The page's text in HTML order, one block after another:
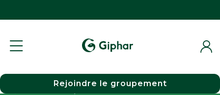
Choisir une pharmacie
Rejoindre le groupement